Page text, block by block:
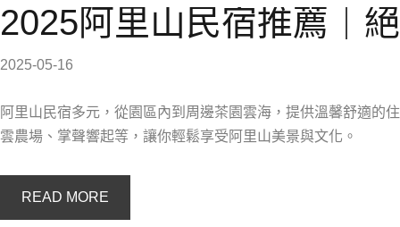
2025阿里山民宿推薦｜
2025-05-16
阿里山民宿多元，從園區內到周邊茶園雲海，提供溫馨舒適的
雲農場、掌聲響起等，讓你輕鬆享受阿里山美景與文化。
READ MORE